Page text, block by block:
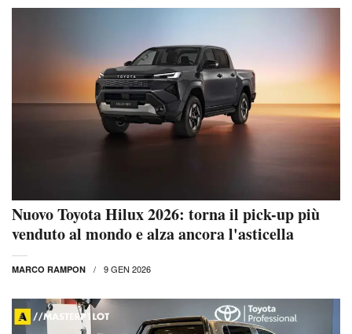
Nuovo Toyota Hilux 2026: torna il pick-up più
venduto al mondo e alza ancora l'asticella
MARCO RAMPON 9 GEN 2026